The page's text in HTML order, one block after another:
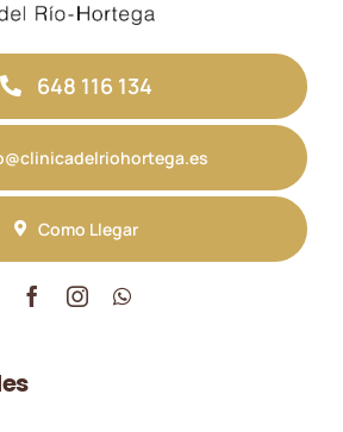
648 116 134
Como Llegar